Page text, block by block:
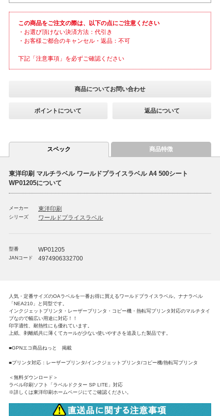
この商品をご注文の際は、以下の点にご注意ください
・お選び頂けない決済方法：代引き
・お客様ご都合のキャンセル・返品：不可
下記「注意事項」を必ずご確認ください
商品についてお問い合わせ
ポイントについて 返品について
スペック 商品特徴
東洋印刷 マルチラベル ワールドプライスラベル A4 500シート
WP01205について
メーカー 東洋印刷
シリーズ ワールドプライスラベル
型番 WP01205
JANコード 4974906332700
人気・定番サイズのOAラベルを一番お得に買えるワールドプライスラベル。ナナラベル
「NEA210」と同型です。
インクジェットプリンタ・レーザープリンタ・コピー機・熱転写プリンタ対応のマルチタイ
プなので幅広い用途に対応！！
印字適性、耐熱性にも優れています。
上紙、剥離紙共に薄くてカールが少ない使いやすさを追及した製品です。
■GPNエコ商品ねっと 掲載
■プリンタ対応：レーザープリンタ/インクジェットプリンタ/コピー機/熱転写プリンタ
＜無料ダウンロード＞
ラベル印刷ソフト「ラベルドクター SP LITE」対応
※詳しくは東洋印刷ホームページにてご確認ください。